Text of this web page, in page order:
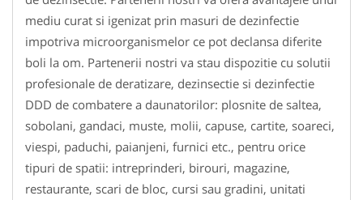
mediu curat si igenizat prin masuri de dezinfectie
impotriva microorganismelor ce pot declansa diferite
boli la om. Partenerii nostri va stau dispozitie cu solutii
profesionale de deratizare, dezinsectie si dezinfectie
DDD de combatere a daunatorilor: plosnite de saltea,
sobolani, gandaci, muste, molii, capuse, cartite, soareci,
viespi, paduchi, paianjeni, furnici etc., pentru orice
tipuri de spatii: intreprinderi, birouri, magazine,
restaurante, scari de bloc, cursi sau gradini, unitati